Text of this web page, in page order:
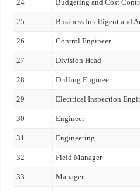
24 Budgeting and Cost
25 Business Intelligent and
26 Control Engineer
27 Division Head
28 Drilling Engineer
29 Electrical Inspection
30 Engineer
31 Engineering
32 Field Manager
33 Manager